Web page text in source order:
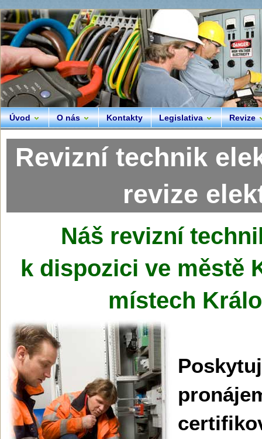
Úvod O nás Kontakty Legislativa Revize
Revizní technik
revize
Náš revizní
k dispozici ve městě
místech